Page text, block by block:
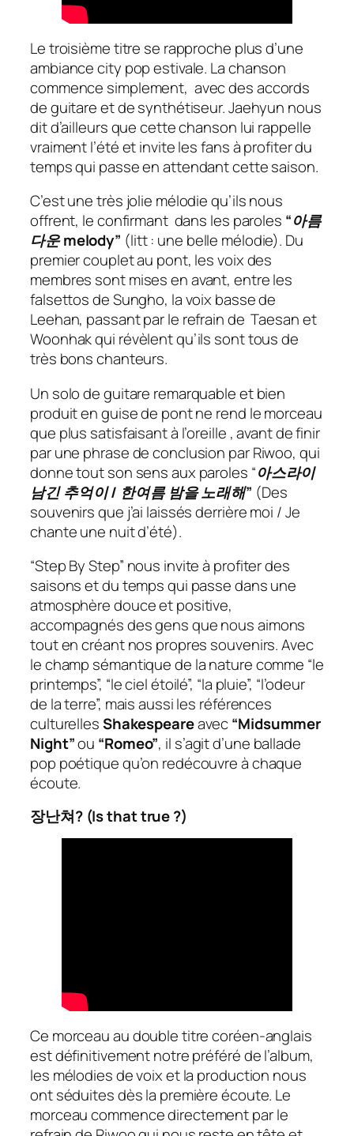
Le troisième titre se rapproche plus d’une
ambiance city pop estivale. La chanson
commence simplement, avec des accords
de guitare et de synthétiseur. Jaehyun nous
dit d’ailleurs que cette chanson lui rappelle
vraiment l’été et invite les fans à profiter du
temps qui passe en attendant cette saison.
C’est une très jolie mélodie qu’ils nous
offrent, le confirmant dans les paroles “아름
다운 melody” (litt : une belle mélodie). Du
premier couplet au pont, les voix des
membres sont mises en avant, entre les
falsettos de Sungho, la voix basse de
Leehan, passant par le refrain de Taesan et
Woonhak qui révèlent qu’ils sont tous de
très bons chanteurs.
Un solo de guitare remarquable et bien
produit en guise de pont ne rend le morceau
que plus satisfaisant à l’oreille , avant de finir
par une phrase de conclusion par Riwoo, qui
donne tout son sens aux paroles “아스라이
남긴 추억이 / 한여름 밤을 노래해” (Des
souvenirs que j’ai laissés derrière moi / Je
chante une nuit d’été).
“Step By Step” nous invite à profiter des
saisons et du temps qui passe dans une
atmosphère douce et positive,
accompagnés des gens que nous aimons
tout en créant nos propres souvenirs. Avec
le champ sémantique de la nature comme “le
printemps”, “le ciel étoilé”, “la pluie”, “l’odeur
de la terre”, mais aussi les références
culturellesShakespeareavec“Midsummer
Night”ou “Romeo”, il s’agit d’une ballade
pop poétique qu’on redécouvre à chaque
écoute.
장난쳐? (Is that true ?)
Ce morceau au double titre coréen-anglais
est définitivement notre préféré de l’album,
les mélodies de voix et la production nous
ont séduites dès la première écoute. Le
morceau commence directement par le